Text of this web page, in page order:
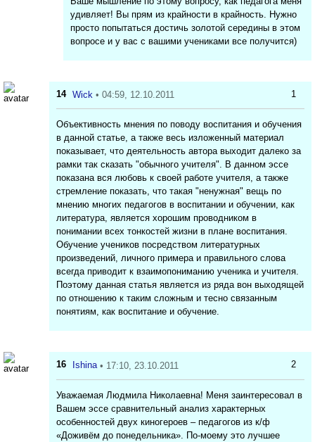
удивляет! Вы прям из крайности в крайность. Нужно
просто попытаться достичь золотой середины в этом
вопросе и у вас с вашими учениками все получится)
1
14 Wick • 04:59, 12.10.2011
Объективность мнения по поводу воспитания и обучения
в данной статье, а также весь изложенный материал
показывает, что деятельность автора выходит далеко за
рамки так сказать "обычного учителя". В данном эссе
показана вся любовь к своей работе учителя, а также
стремление показать, что такая "ненужная" вещь по
мнению многих педагогов в воспитании и обучении, как
литература, является хорошим проводником в
понимании всех тонкостей жизни в плане воспитания.
Обучение учеников посредством литературных
произведений, личного примера и правильного слова
всегда приводит к взаимопониманию ученика и учителя.
Поэтому данная статья является из ряда вон выходящей
по отношению к таким сложным и тесно связанным
понятиям, как воспитание и обучение.
2
16 Ishina • 17:10, 23.10.2011
Уважаемая Людмила Николаевна! Меня заинтересовал в
Вашем эссе сравнительный анализ характерных
особенностей двух киногероев – педагогов из к/ф
«Доживём до понедельника». По-моему это лучшее